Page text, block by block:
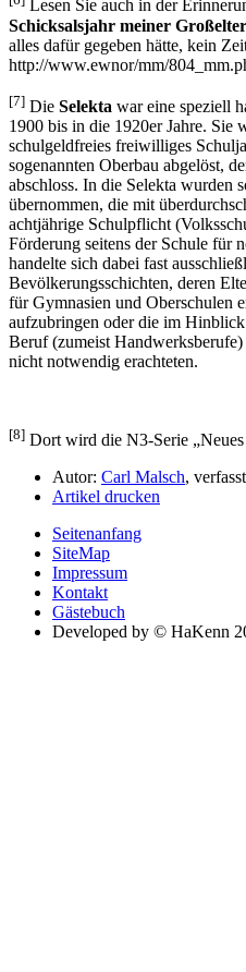
Lesen Sie auch in der
Schicksalsjahr meiner
alles dafür gegeben hätte, kein
http://www.ewnor/mm/
[7] Die Selekta war eine speziell
1900 bis in die 1920er Jahre. Sie
schulgeldfreies freiwilliges
sogenannten Oberbau abgelöst,
abschloss. In die Selekta wurden
übernommen, die mit
achtjährige Schulpflicht
Förderung seitens der Schule für
handelte sich dabei fast
Bevölkerungsschichten, deren
für Gymnasien und Oberschulen
aufzubringen oder die im
Beruf (zumeist
nicht notwendig erachteten.
[8] Dort wird die N3-Serie
Autor: Carl Malsch,
Artikel drucken
Seitenanfang
SiteMap
Impressum
Kontakt
Gästebuch
Developed by © HaKenn